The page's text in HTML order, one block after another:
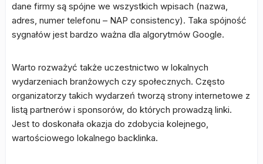
dane firmy są spójne we wszystkich wpisach (nazwa,
adres, numer telefonu – NAP consistency). Taka spójność
sygnałów jest bardzo ważna dla algorytmów Google.
Warto rozważyć także uczestnictwo w lokalnych
wydarzeniach branżowych czy społecznych. Często
organizatorzy takich wydarzeń tworzą strony internetowe z
listą partnerów i sponsorów, do których prowadzą linki.
Jest to doskonała okazja do zdobycia kolejnego,
wartościowego lokalnego backlinka.